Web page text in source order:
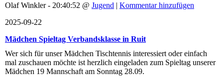
Olaf Winkler - 20:40:52 @ Jugend | Kommentar hinzufügen
2025-09-22
Mädchen Spieltag Verbandsklasse in Ruit
Wer sich für unser Mädchen Tischtennis interessiert oder einfach
mal zuschauen möchte ist herzlich eingeladen zum Spieltag unserer
Mädchen 19 Mannschaft am Sonntag 28.09.